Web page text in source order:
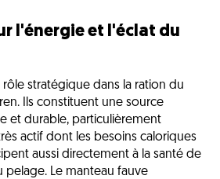
l'énergie et l'éclat du
rôle stratégique dans la ration du
Ils constituent une source
et durable, particulièrement
actif dont les besoins caloriques
aussi directement à la santé de
pelage. Le manteau fauve